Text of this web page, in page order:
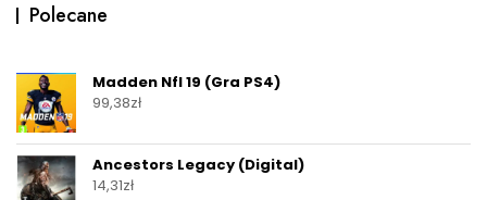
Polecane
Madden Nfl 19 (Gra PS4)
99,38zł
Ancestors Legacy (Digital)
14,31zł